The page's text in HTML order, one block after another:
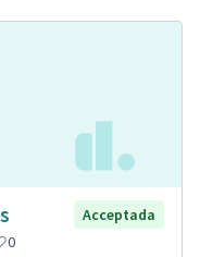
Acceptada
0